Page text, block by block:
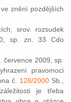
znění pozdějších
srov. rozsudek
sp. zn. 33 Cdo
července 2009, sp.
pravomoci
č. 128/2000 Sb.,
je třeba